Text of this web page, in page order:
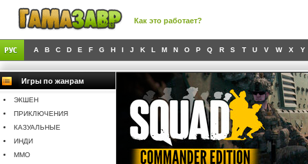
Как это работает?
A B C D E F G H I J K L M N O P Q R S T U V W X Y
Игры по жанрам
ЭКШЕН
ПРИКЛЮЧЕНИЯ
КАЗУАЛЬНЫЕ
ИНДИ
MMO